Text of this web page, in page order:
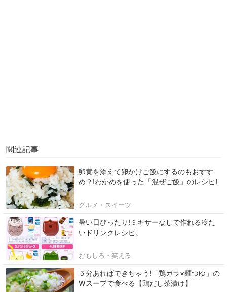
関連記事
卵黄を添えて卵かけご飯にするのもおすす
め？!わかめを使った「混ぜご飯」のレシピ!
グルメ・スイーツ
暑い日ぴったり!ミキサーなしで作れる冷た
いドリンクレシピ。
おもしろ・笑える
５分あればできちゃう!「鶏ガラ×麺つゆ」の
Wスープで食べる【鶏だし茶漬け】